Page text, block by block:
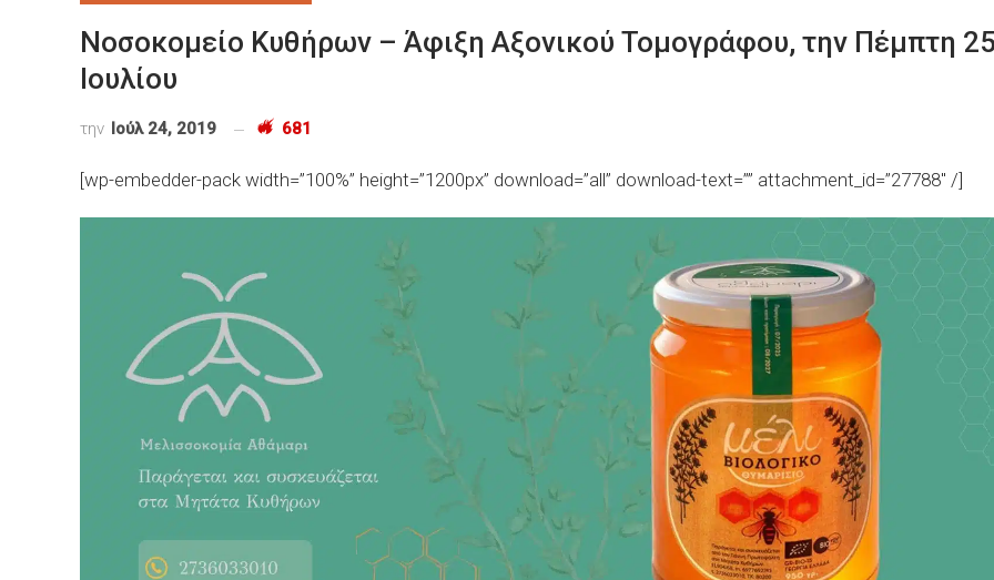
Νοσoκομείο Kυθήρων – Άφιξη Αξονικού Τομογράφου, την Πέμπτη
Ιουλίου
την Ιούλ 24, 2019 681
[wp-embedder-pack width=”100%” height=”1200px” download=”all” download-text=”” attachment_id=”27788″ /]